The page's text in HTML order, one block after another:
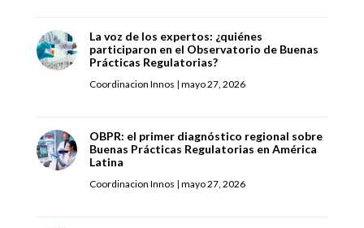
La voz de los expertos: ¿quiénes
participaron en el Observatorio de Buenas
Prácticas Regulatorias?
Coordinacion Innos | mayo 27, 2026
OBPR: el primer diagnóstico regional sobre
Buenas Prácticas Regulatorias en América
Latina
Coordinacion Innos | mayo 27, 2026